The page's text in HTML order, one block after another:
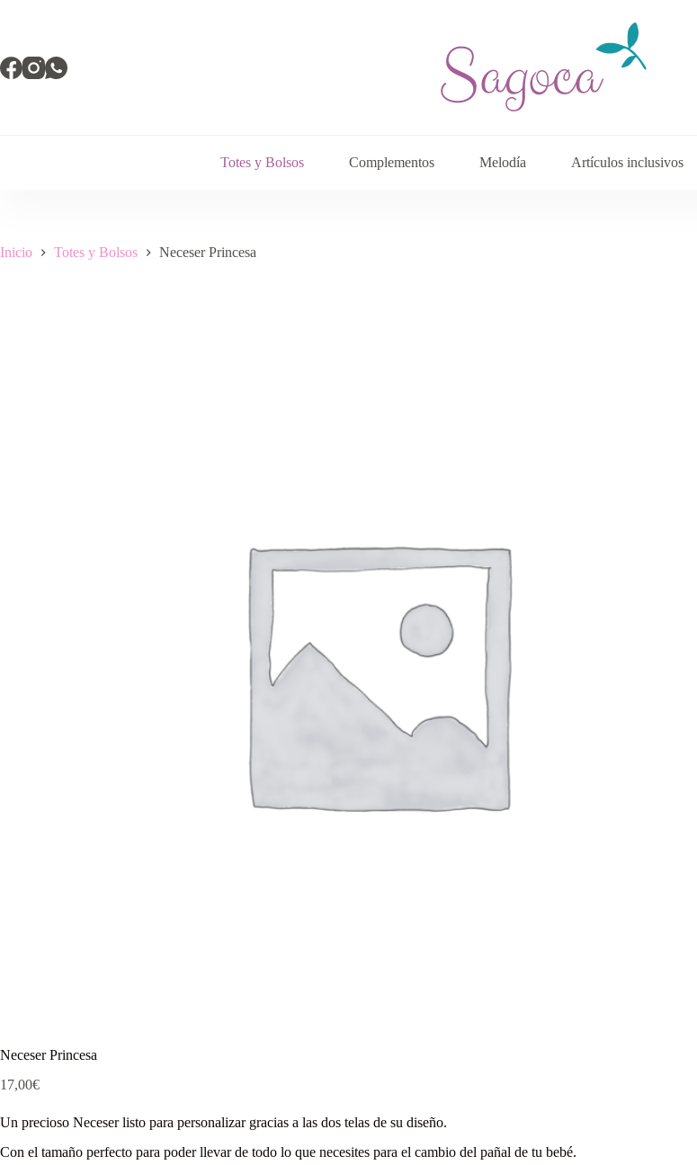
Totes y Bolsos Complementos Melodía Artículos inclusivos
Inicio Totes y Bolsos Neceser Princesa
Neceser Princesa
17,00€
Un precioso Neceser listo para personalizar gracias a las dos telas de su diseño.
Con el tamaño perfecto para poder llevar de todo lo que necesites para el cambio del pañal de tu bebé.